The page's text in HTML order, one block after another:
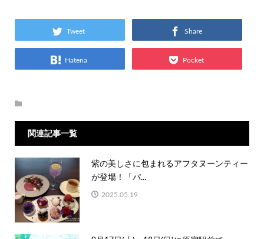
Tweet Share
Hatena Pocket
関連記事一覧
紫の美しさに包まれるアフタヌーンティー
が登場！「パ...
2025.05.19